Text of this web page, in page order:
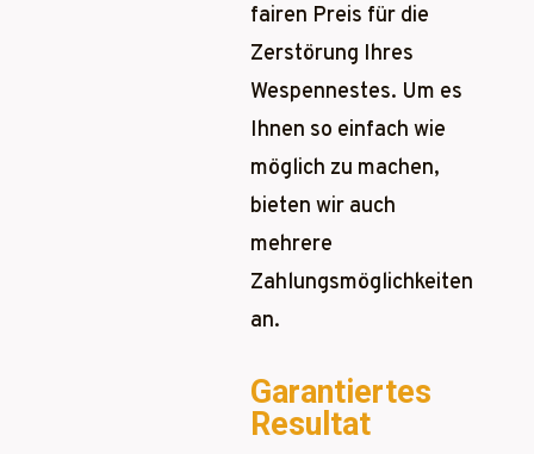
fairen Preis für die
Zerstörung Ihres
Wespennestes. Um es
Ihnen so einfach wie
möglich zu machen,
bieten wir auch
mehrere
Zahlungsmöglichkeiten
an.
Garantiertes
Resultat